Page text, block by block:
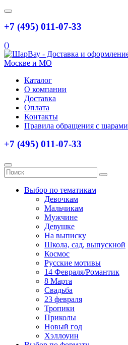
+7 (495) 011-07-33
()
Каталог
О компании
Доставка
Оплата
Контакты
Правила обращения с шарами
+7 (495) 011-07-33
Выбор по тематикам
Девочкам
Мальчикам
Мужчине
Девушке
На выписку
Школа, сад, выпускной
Космос
Русские мотивы
14 Февраля/Романтик
8 Марта
Свадьба
23 февраля
Тропики
Приколы
Новый год
Хэллоуин